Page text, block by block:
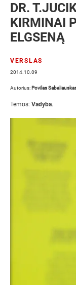
DR.
KIRMINAI
ELGSENĄ
VERSLAS
2014.10.09
Autorius: Povilas
Temos: Vadyba.